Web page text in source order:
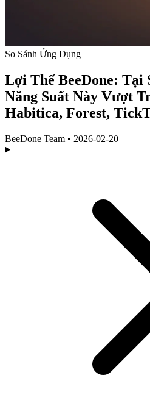
So Sánh Ứng Dụng
Lợi Thế BeeDone: Tại
Năng Suất Này Vượt
Habitica, Forest,
BeeDone Team • 2026-02-20